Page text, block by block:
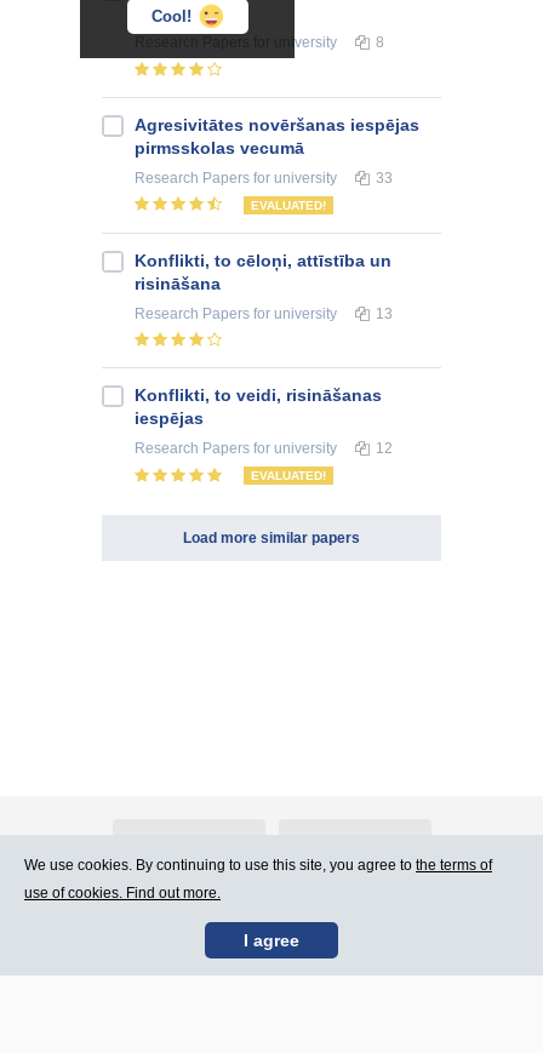
Cool!
iespējas
for university 8
Agresivitātes novēršanas iespējas
pirmsskolas vecumā
Research Papers for university 33
EVALUATED!
Konflikti, to cēloņi, attīstība un
risināšana
Research Papers for university 13
Konflikti, to veidi, risināšanas
iespējas
Research Papers for university 12
EVALUATED!
Load more similar papers
Contact Us Terms of Use
We use cookies. By continuing to use this site, you agree to the terms of
use of cookies. Find out more.
I agree